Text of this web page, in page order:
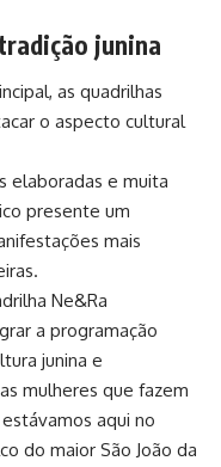
junina
as quadrilhas
o aspecto cultural
elaboradas e muita
presente um
mais
Ne&Ra
a programação
junina e
mulheres que fazem
aqui no
do maior São João da